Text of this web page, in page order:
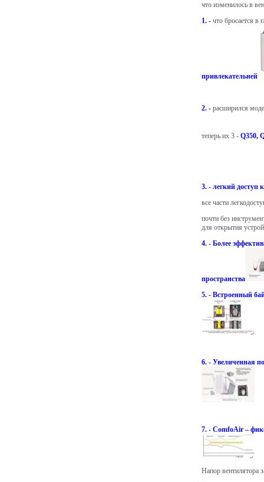
что изменилось в
1. - что бросается в
привлекательней
2. - расширился
теперь их 3 - Q350,
3. - легкий доступ
все части
почти без
для открытия
4. - Более э
пространства
5. - Встроенный
6. - Увеличенная
7. - ComfoAir –
Напор вентилятора